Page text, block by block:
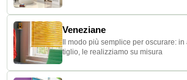
Veneziane
Il modo più semplice per oscurare:
tiglio, le realizziamo su misura